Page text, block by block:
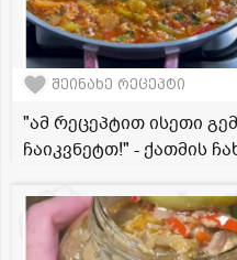
შეინახე რეცეპტი
"ამ რეცეპტით ისეთი
ჩაიკვნეტთ!" - ქათმის